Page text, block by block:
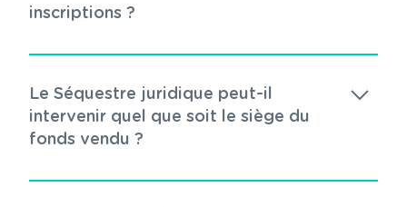
inscriptions ?
Le Séquestre juridique peut-il
intervenir quel que soit le siège du
fonds vendu ?